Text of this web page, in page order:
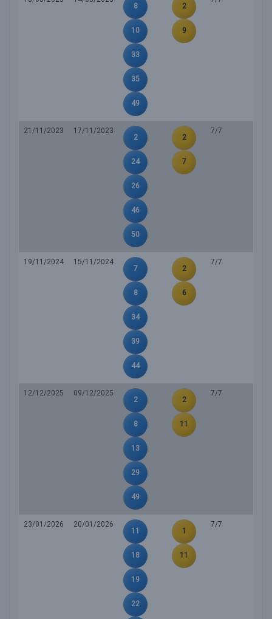
8
10
33
35
49
2
9
21/11/2023
17/11/2023
2
24
26
46
50
2
7
7/7
19/11/2024
15/11/2024
7
8
34
39
44
2
6
7/7
12/12/2025
09/12/2025
2
8
13
29
49
2
11
7/7
23/01/2026
20/01/2026
11
18
19
22
1
11
7/7